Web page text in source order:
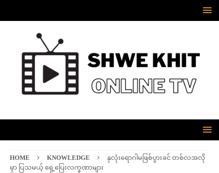
HOME KNOWLEDGE
နှလုံးရောဂါမဖြစ်ပွားခင် တစ်လအလို
မှာ ပြသမယ့် ရှေ့ပြေးလက္ခဏာများ